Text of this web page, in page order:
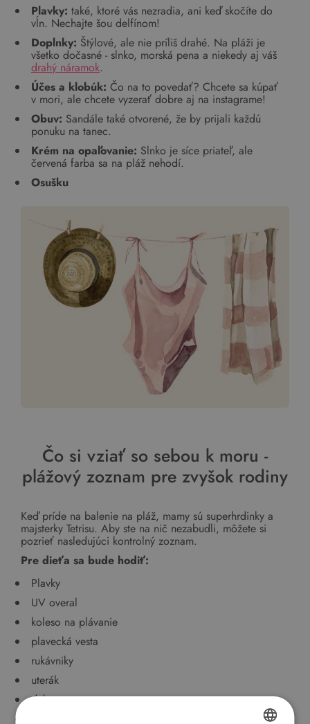
Plavky: také, ktoré vás nezradia, ani keď skočíte do
vĺn. Nechajte šou delfínom!
Doplnky: Štýlové, ale nie príliš drahé. Na pláži je
všetko dočasné - slnko, morská pena a niekedy aj váš
drahý náramok.
Účes a klobúk: Čo na to povedať? Chcete sa kúpať
v mori, ale chcete vyzerať dobre aj na instagrame!
Obuv: Sandále také otvorené, že by prijali každú
ponuku na tanec.
Krém na opaľovanie: Slnko je síce priateľ, ale
červená farba sa na pláž nehodí.
Osušku
Čo si vziať so sebou k moru -
plážový zoznam pre zvyšok rodiny
Keď príde na balenie na pláž, mamy sú superhrdinky a
majsterky Tetrisu. Aby ste na nič nezabudli, môžete si
pozrieť nasledujúci kontrolný zoznam.
Pre dieťa sa bude hodiť:
Plavky
UV overal
koleso na plávanie
plavecká vesta
rukávniky
uterák
deka